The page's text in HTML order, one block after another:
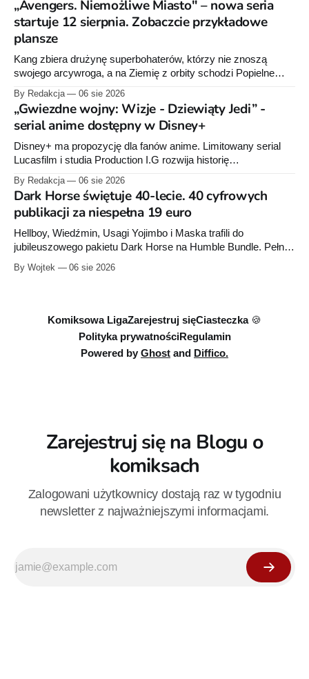
„Avengers. Niemożliwe Miasto" – nowa seria
startuje 12 sierpnia. Zobaczcie przykładowe
plansze
Kang zbiera drużynę superbohaterów, którzy nie znoszą
swojego arcywroga, a na Ziemię z orbity schodzi Popielne
Przymierze z królem Arturem na czele. Pierwszy tom nowej
serii Avengers autorstwa Jeda MacKaya trafia do sklepów 12
sierpnia. Rzućcie okiem na przykładowe plansze.
By Redakcja 06 sie 2026
„Gwiezdne wojny: Wizje - Dziewiąty Jedi” -
serial anime dostępny w Disney+
Disney+ ma propozycję dla fanów anime. Limitowany serial
Lucasfilm i studia Production I.G rozwija historię
zapoczątkowaną w krótkometrażówkach „Dziewiąty Jedi”
oraz „Dziewiąty Jedi: Dziecko nadziei" z serii „Gwiezdne
wojny: Wizje”. Wszystkie osiem odcinków jest już dostępnych
w Disney+.
By Redakcja 06 sie 2026
Dark Horse świętuje 40-lecie. 40 cyfrowych
publikacji za niespełna 19 euro
Hellboy, Wiedźmin, Usagi Yojimbo i Maska trafili do
jubileuszowego pakietu Dark Horse na Humble Bundle. Pełny
zestaw obejmuje 40 cyfrowych publikacji i kosztuje 18,71
euro. Oferta kończy się 13 sierpnia.
By Wojtek 06 sie 2026
Komiksowa LigaZarejestruj sięCiasteczka 🍪
Polityka prywatnościRegulamin
Powered by Ghost and Diffico.
Zarejestruj się na Blogu o
komiksach
Zalogowani użytkownicy dostają raz w tygodniu
newsletter z najważniejszymi informacjami.